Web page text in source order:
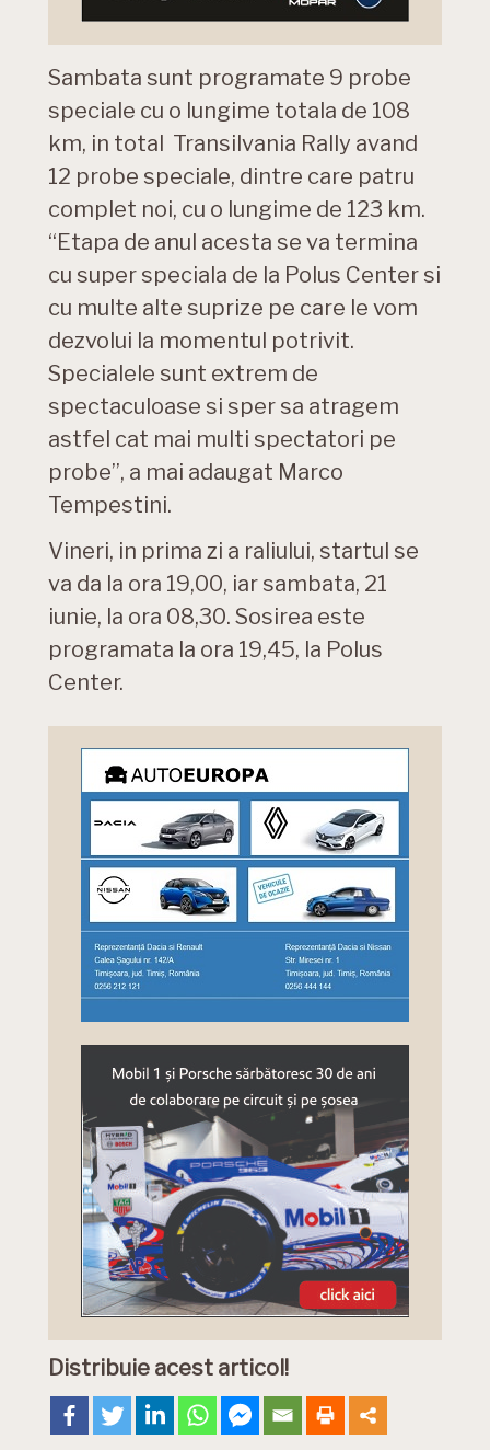
Sambata sunt programate 9 probe
speciale cu o lungime totala de 108
km, in total Transilvania Rally avand
12 probe speciale, dintre care patru
complet noi, cu o lungime de 123 km.
“Etapa de anul acesta se va termina
cu super speciala de la Polus Center si
cu multe alte suprize pe care le vom
dezvolui la momentul potrivit.
Specialele sunt extrem de
spectaculoase si sper sa atragem
astfel cat mai multi spectatori pe
probe”, a mai adaugat Marco
Tempestini.
Vineri, in prima zi a raliului, startul se
va da la ora 19,00, iar sambata, 21
iunie, la ora 08,30. Sosirea este
programata la ora 19,45, la Polus
Center.
Distribuie acest articol!